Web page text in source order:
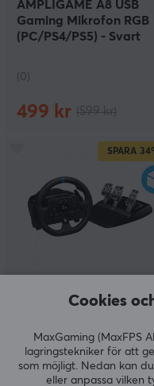
AMPLIGAME A8 USB
Gaming Mikrofon RGB
(PC/PS4/PS5) - Svart
(0)
499 kr
SPARA
TrueForce G923 Racing
(DEMO)
Cookies
MaxGaming (MaxFPS
lagringstekniker för att
som möjligt. Nedan kan
eller anpassa vilken